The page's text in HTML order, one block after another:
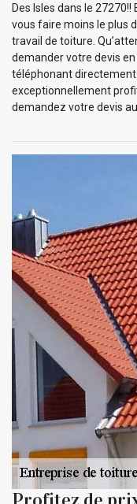
Des Isles dans le
vous faire moins le plus
travail de toiture.
demander votre devis
téléphonant
exceptionnellement
demandez votre devis au